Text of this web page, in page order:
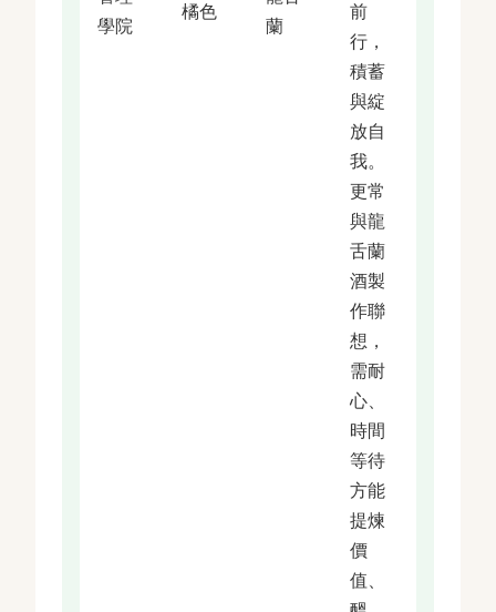
學院
橘色
蘭
前
行，
積蓄
與綻
放自
我。
更常
與龍
舌蘭
酒製
作聯
想，
需耐
心、
時間
等待
方能
提煉
價
值、